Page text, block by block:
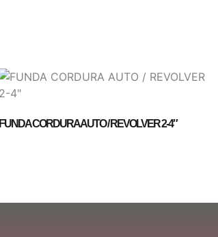
FUNDA CORDURA AUTO / REVOLVER 2-4″